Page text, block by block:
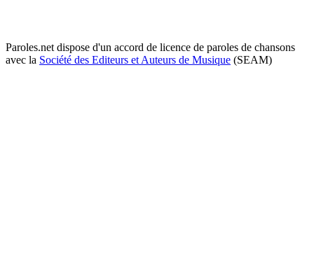
Paroles.net dispose d'un accord de licence de paroles de chansons
avec la Société des Editeurs et Auteurs de Musique (SEAM)